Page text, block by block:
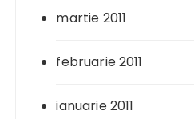
martie 2011
februarie 2011
ianuarie 2011